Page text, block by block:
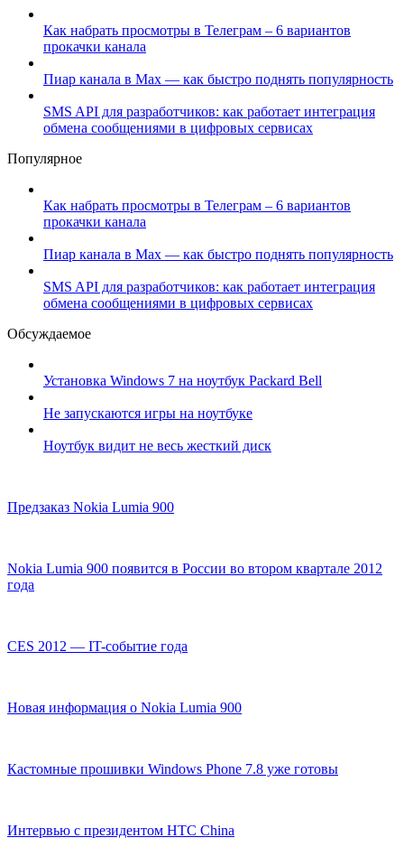
Как набрать просмотры в Телеграм – 6 вариантов
прокачки канала
Пиар канала в Max — как быстро поднять популярность
SMS API для разработчиков: как работает интеграция
обмена сообщениями в цифровых сервисах
Популярное
Как набрать просмотры в Телеграм – 6 вариантов
прокачки канала
Пиар канала в Max — как быстро поднять популярность
SMS API для разработчиков: как работает интеграция
обмена сообщениями в цифровых сервисах
Обсуждаемое
Установка Windows 7 на ноутбук Packard Bell
Не запускаются игры на ноутбуке
Ноутбук видит не весь жесткий диск
Предзаказ Nokia Lumia 900
Nokia Lumia 900 появится в России во втором квартале 2012
года
CES 2012 — IT-событие года
Новая информация о Nokia Lumia 900
Кастомные прошивки Windows Phone 7.8 уже готовы
Интервью с президентом HTC China